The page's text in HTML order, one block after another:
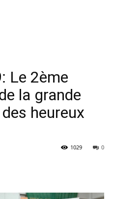
Le 2ème
la grande
heureux
0
1029